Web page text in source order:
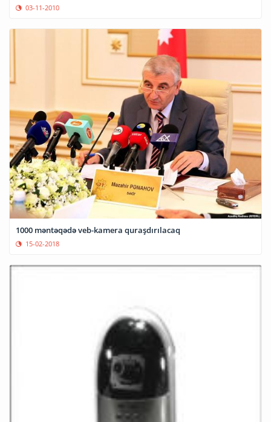
03-11-2010
1000 məntəqədə veb-kamera quraşdırılacaq
15-02-2018